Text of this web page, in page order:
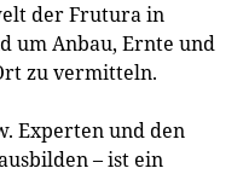
der Frutura in
um Anbau, Ernte und
zu vermitteln.
Experten und den
– ist ein